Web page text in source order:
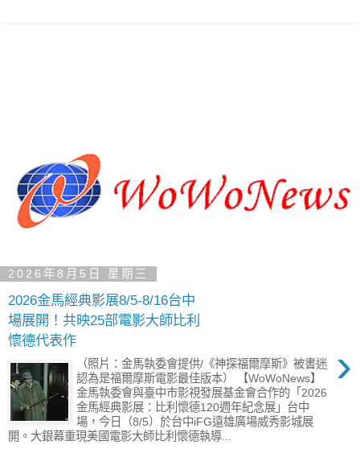
2026年8月5日 星期三
2026金馬經典影展8/5-8/16台中
場展開！共映25部電影大師比利
懷德代表作
›
（照片：金馬執委會提供/《神探福爾摩斯》被書迷
認為是福爾摩斯電影最佳版本） 【WoWoNews】
金馬執委會與臺中市影視發展基金會合作的「2026
金馬經典影展：比利懷德120週年紀念展」台中
場，今日（8/5）於台中iFG遠雄廣場威秀影城展
開。大銀幕重現美國電影大師比利懷德執導...